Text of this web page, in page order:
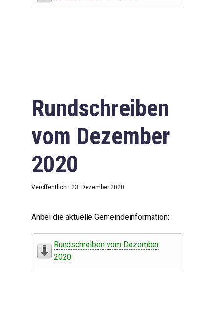
Rundschreiben
vom Dezember
2020
Veröffentlicht: 23. Dezember 2020
Anbei die aktuelle Gemeindeinformation:
Rundschreiben vom Dezember
2020